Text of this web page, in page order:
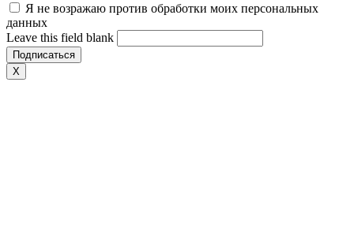
Я не возражаю против обработки моих персональных
данных
Leave this field blank
X